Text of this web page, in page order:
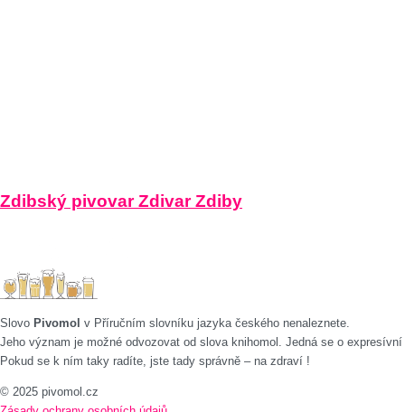
Zdibský pivovar Zdivar Zdiby
Slovo Pivomol v Příručním slovníku jazyka českého nenaleznete.
Jeho význam je možné odvozovat od slova knihomol. Jedná se o
Pokud se k ním taky radíte, jste tady správně – na zdraví !
© 2025 pivomol.cz